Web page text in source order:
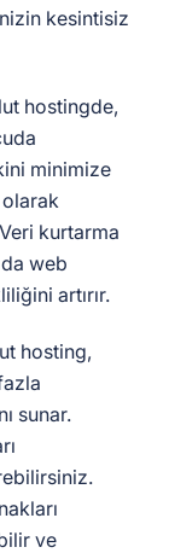
kesintisiz
hostingde,
minimize
kurtarma
web
artırır.
hosting,
sunar.
ve